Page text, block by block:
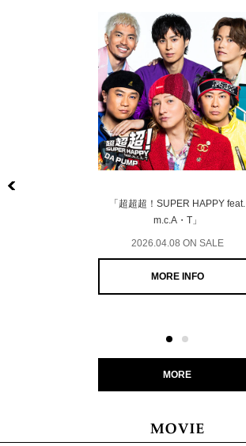
「超超超！SUPER HAPPY feat.
m.c.A・T」
2026.04.08 ON SALE
MORE INFO
MORE